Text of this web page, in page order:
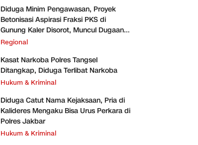
Diduga Minim Pengawasan, Proyek
Betonisasi Aspirasi Fraksi PKS di
Gunung Kaler Disorot, Muncul Dugaan
Pengurangan Volume
Regional
Kasat Narkoba Polres Tangsel
Ditangkap, Diduga Terlibat Narkoba
Hukum & Kriminal
Diduga Catut Nama Kejaksaan, Pria di
Kalideres Mengaku Bisa Urus Perkara di
Polres Jakbar
Hukum & Kriminal